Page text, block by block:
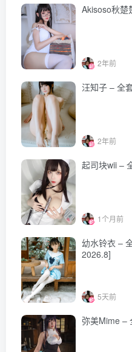
[8.19]
小和甜酒 – NO.009 楪祈
[8.18]
小和甜酒 – NO.008 蔚蓝档
[8.17]
小和甜酒 – NO.007 鸭鸭幼
[2024.8.16发布]
小和甜酒 – NO.006 黑羽 [9P-
小和甜酒 – NO.005 妃咲
[199P-791MB]
小和甜酒 – NO.003 &阿呀 –
1.10GB]
小和甜酒 – NO.002 魔理沙
小和甜酒 – NO.001 交错战
Akisoso秋楚
2年前
汪知子 – 全
2年前
起司块wii –
1个月前
幼水铃衣 –
2026.8]
5天前
弥美Mime –